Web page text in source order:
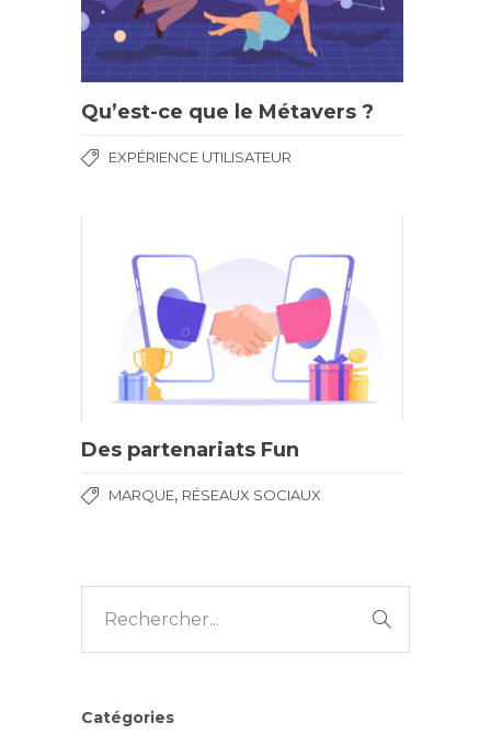
Qu’est-ce que le Métavers ?
EXPÉRIENCE UTILISATEUR
Des partenariats Fun
MARQUE, RÉSEAUX SOCIAUX
Catégories